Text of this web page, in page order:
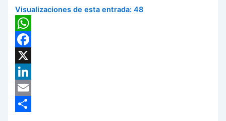
Visualizaciones de esta entrada: 48
WhatsApp
Facebook
X
LinkedIn
Email